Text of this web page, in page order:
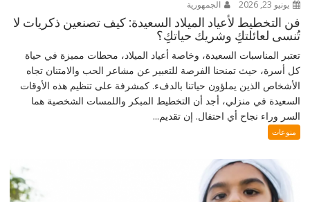
يونيو 23, 2026 الجمهورية
فن التخطيط لأعياد الميلاد السعيدة: كيف تصنعين ذكريات لا
تُنسى لعائلتكِ وشريك حياتكِ؟
تعتبر المناسبات السعيدة، وخاصة أعياد الميلاد، محطات مميزة في حياة
كل أسرة، حيث تمنحنا الفرصة للتعبير عن مشاعر الحب والامتنان تجاه
الأشخاص الذين يملؤون حياتنا بالدفء. كمشرفة على تنظيم هذه الأوقات
السعيدة في منزلي، أجد أن التخطيط المبكر واللمسات الشخصية هما
السر وراء نجاح أي احتفال. إن تقديم...
منوعات